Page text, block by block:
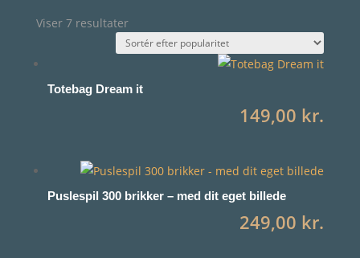
Viser 7 resultaterSorteret
efter
popularitet
Totebag Dream it
149,00 kr.
Puslespil 300 brikker – med dit eget billede
249,00 kr.